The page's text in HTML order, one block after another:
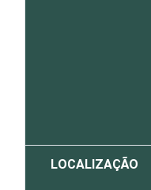
LOCALIZAÇÃO